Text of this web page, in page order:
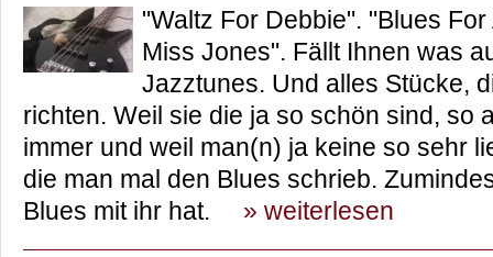
"Waltz For Debbie". "Blues
Miss Jones". Fällt Ihnen was
Jazztunes. Und alles Stücke,
richten. Weil sie die ja so schön sind, so
immer und weil man(n) ja keine so sehr
die man mal den Blues schrieb.
Blues mit ihr hat. » weiterlesen